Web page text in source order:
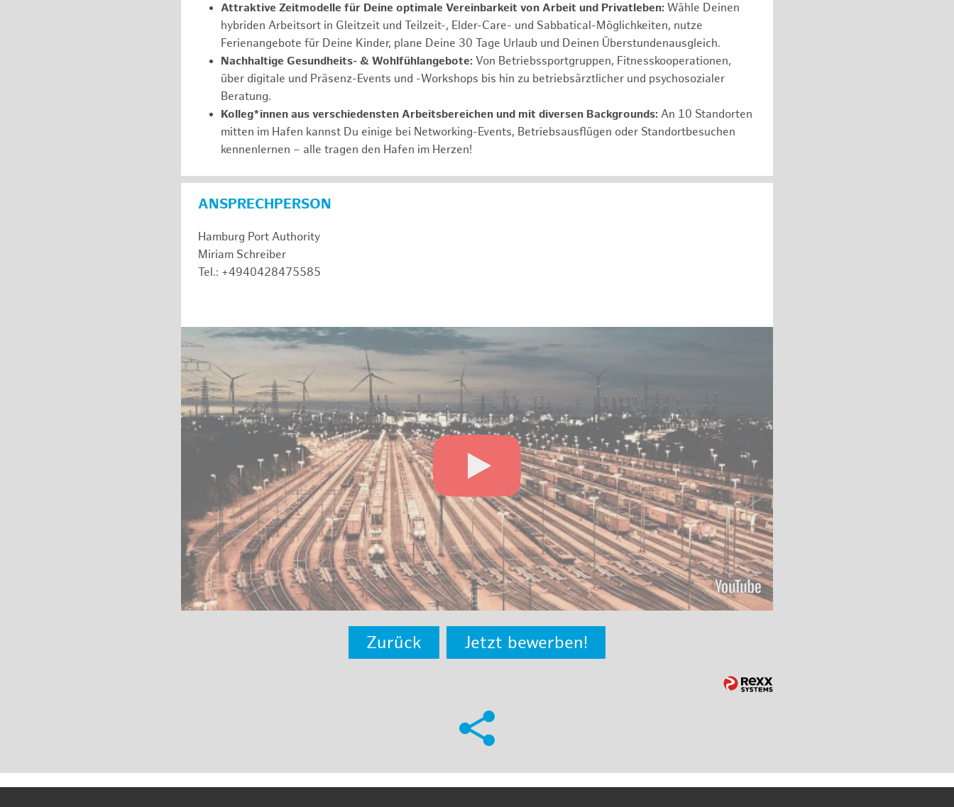
Attraktive Zeitmodelle für Deine optimale Vereinbarkeit von Arbeit und Privatleben: Wähle Deinen
hybriden Arbeitsort in Gleitzeit und Teilzeit-, Elder-Care- und Sabbatical-Möglichkeiten, nutze
Ferienangebote für Deine Kinder, plane Deine 30 Tage Urlaub und Deinen Überstundenausgleich.
Nachhaltige Gesundheits- & Wohlfühlangebote: Von Betriebssportgruppen, Fitnesskooperationen,
über digitale und Präsenz-Events und -Workshops bis hin zu betriebsärztlicher und psychosozialer
Beratung.
Kolleg*innen aus verschiedensten Arbeitsbereichen und mit diversen Backgrounds: An 10 Standorten
mitten im Hafen kannst Du einige bei Networking-Events, Betriebsausflügen oder Standortbesuchen
kennenlernen – alle tragen den Hafen im Herzen!
ANSPRECHPERSON
Hamburg Port Authority
Miriam Schreiber
Tel.: +4940428475585
Zurück Jetzt bewerben!